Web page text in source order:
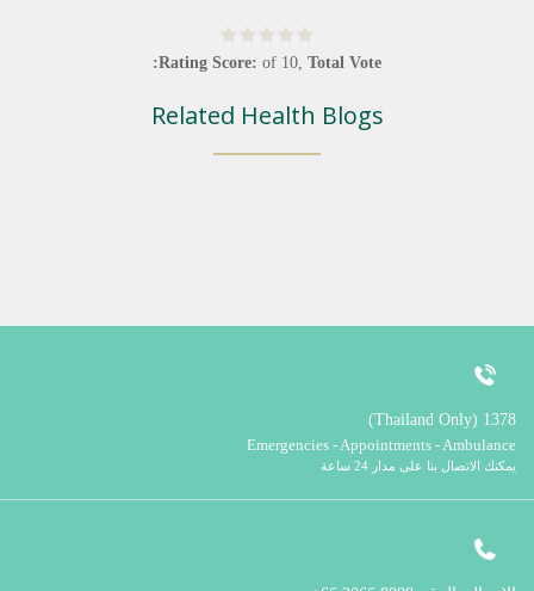
Rating Score: of 10, Total Vote:
Related Health Blogs
1378 (Thailand Only)
Emergencies - Appointments - Ambulance
يمكنك الاتصال بنا على مدار 24 ساعة